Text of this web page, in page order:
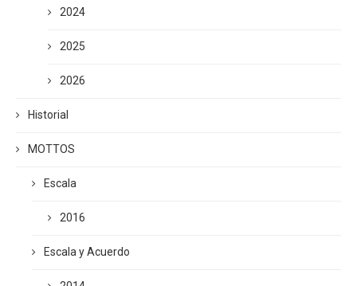
2024
2025
2026
Historial
MOTTOS
Escala
2016
Escala y Acuerdo